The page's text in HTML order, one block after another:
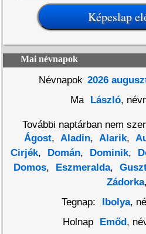
Mai névnapok
Névnapok 2026
Ma
László,
További naptárban nem
Ágost, Aladin, Alarik,
Cirjék, Domán, Dominik,
Domos, Eszmeralda,
Zádorka,
Tegnap:
Ibolya,
Holnap
Emőd ,